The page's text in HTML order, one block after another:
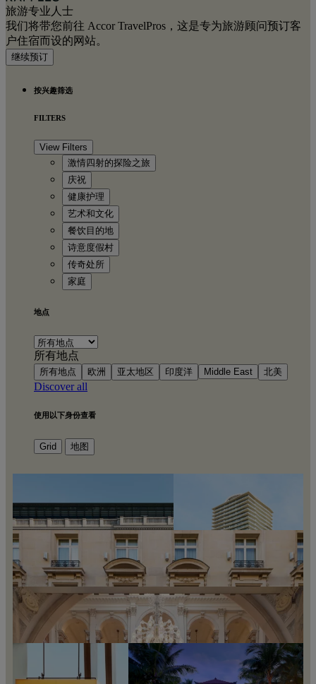
旅游专业人士
我们将带您前往 Accor TravelPros，这是专为旅游顾问预订客
户住宿而设的网站。
继续预订
按兴趣筛选
FILTERS
View Filters
激情四射的探险之旅
庆祝
健康护理
艺术和文化
餐饮目的地
诗意度假村
传奇处所
家庭
地点
所有地点
所有地点 欧洲 亚太地区 印度洋 Middle East 北美
Discover all
使用以下身份查看
Grid 地图
华沙莱佛士，优若派斯基酒店
伊斯坦布尔莱佛士酒店
伊斯坦布尔, 土耳其